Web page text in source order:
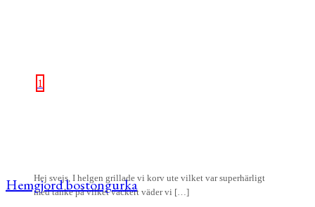
1
Hej svejs, I helgen grillade vi korv ute vilket var superhärligt
med tanke på vilket vackert väder vi […]
Hemgjord bostongurka